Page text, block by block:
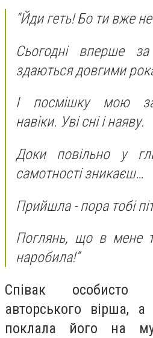
“Йди геть! Бо ти вже
Сьогодні вперше
здаються довгими
І посмішку мою
навіки. Уві сні і наяву.
Доки повільно у
самотності зникаєш…
Прийшла - пора тобі
Поглянь, що в мене
наробила!”
Співак особисто
авторського вірша,
поклала його на